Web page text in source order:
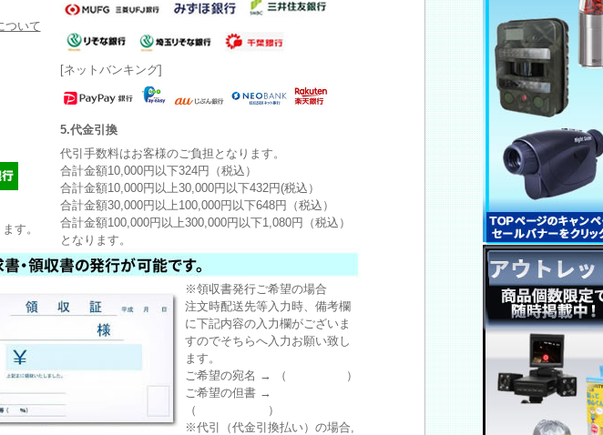
ついて
[ネットバンキング]
す。
5.代金引換
代引手数料はお客様のご負担となります。
合計金額10,000円以下324円（税込）
合計金額10,000円以上30,000円以下432円(税込）
合計金額30,000円以上100,000円以下648円（税込）
合計金額100,000円以上300,000円以下1,080円（税込）
となります。
※領収書発行ご希望の場合
注文時配送先等入力時、備考欄
に下記内容の入力欄がございま
すのでそちらへ入力お願い致し
ます。
ご希望の宛名 → （ ）
ご希望の但書 →
（ ）
※代引（代金引換払い）の場合,